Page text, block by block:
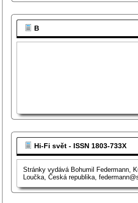
B
Hi-Fi svět - ISSN 1803-733X
Stránky vydává Bohumil Federmann,
Loučka, Česká republika,